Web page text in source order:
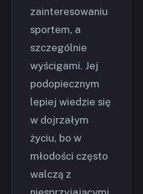
zainteresowaniu
sportem, a
szczególnie
wyścigami. Jej
podopiecznym
lepiej wiedzie się
w dojrzałym
życiu, bo w
młodości często
walczą z